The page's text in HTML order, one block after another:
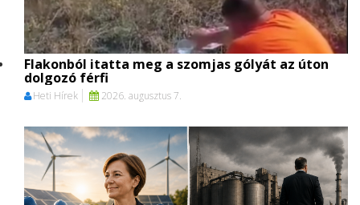
Flakonból itatta meg a szomjas gólyát az úton
dolgozó férfi
Heti Hírek 2026. augusztus 7.